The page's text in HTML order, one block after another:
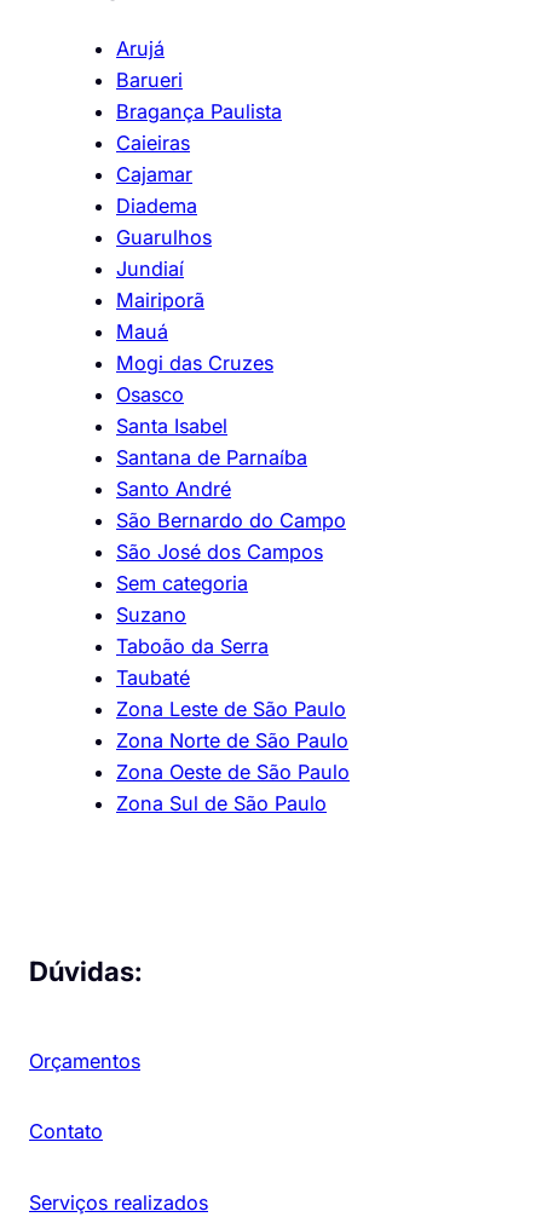
Arujá
Barueri
Bragança Paulista
Caieiras
Cajamar
Diadema
Guarulhos
Jundiaí
Mairiporã
Mauá
Mogi das Cruzes
Osasco
Santa Isabel
Santana de Parnaíba
Santo André
São Bernardo do Campo
São José dos Campos
Sem categoria
Suzano
Taboão da Serra
Taubaté
Zona Leste de São Paulo
Zona Norte de São Paulo
Zona Oeste de São Paulo
Zona Sul de São Paulo
Dúvidas:
Orçamentos
Contato
Serviços realizados